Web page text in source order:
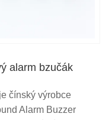
alarm bzučák
čínský výrobce
Alarm Buzzer